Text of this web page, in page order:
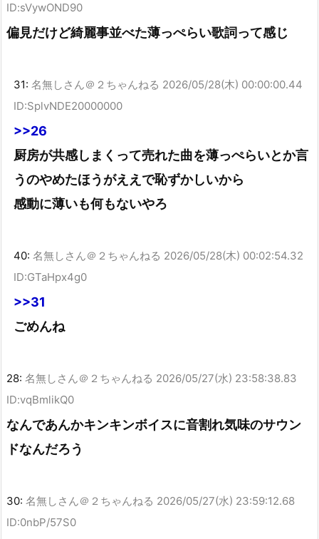
ID:sVywOND90
偏見だけど綺麗事並べた薄っぺらい歌詞って感じ
31: 名無しさん＠２ちゃんねる 2026/05/28(木) 00:00:00.44
ID:SplvNDE20000000
>>26
厨房が共感しまくって売れた曲を薄っぺらいとか言
うのやめたほうがええで恥ずかしいから
感動に薄いも何もないやろ
40: 名無しさん＠２ちゃんねる 2026/05/28(木) 00:02:54.32
ID:GTaHpx4g0
>>31
ごめんね
28: 名無しさん＠２ちゃんねる 2026/05/27(水) 23:58:38.83
ID:vqBmlikQ0
なんであんかキンキンボイスに音割れ気味のサウン
ドなんだろう
30: 名無しさん＠２ちゃんねる 2026/05/27(水) 23:59:12.68
ID:0nbP/57S0